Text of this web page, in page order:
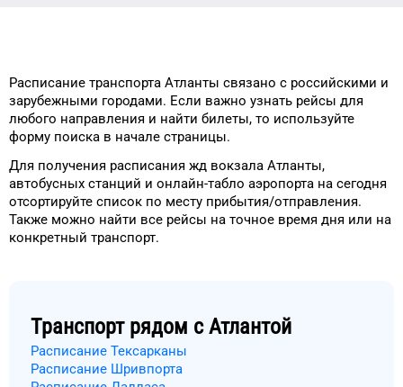
Расписание транспорта Атланты связано с российскими и
зарубежными городами. Если важно узнать рейсы для
любого направления и найти билеты, то используйте
форму поиска в начале страницы.
Для получения расписания жд вокзала Атланты,
автобусных станций и онлайн-табло аэропорта на сегодня
отсортируйте список по месту прибытия/отправления.
Также можно найти все рейсы на точное время дня или на
конкретный транспорт.
Транспорт рядом с Атлантой
Расписание Тексарканы
Расписание Шривпорта